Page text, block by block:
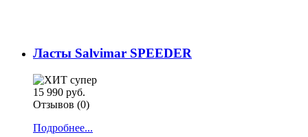
Ласты Salvimar SPEEDER
15 990 руб.
Отзывов (0)
Подробнее...